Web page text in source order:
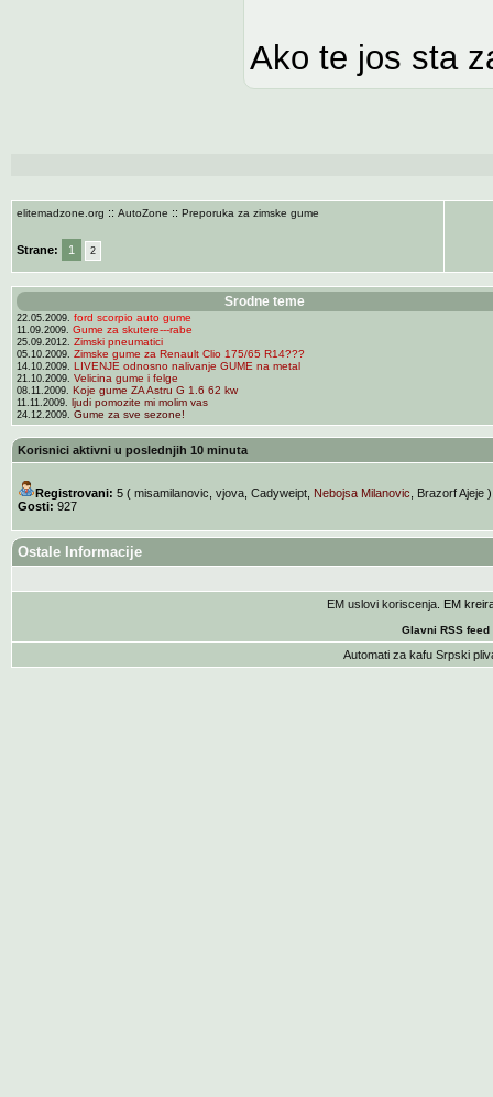
Ako te jos sta
elitemadzone.org :: AutoZone :: Preporuka za zimske gume
Strane: 1 2
Srodne teme
22.05.2009. ford scorpio auto gume
11.09.2009. Gume za skutere---rabe
25.09.2012. Zimski pneumatici
05.10.2009. Zimske gume za Renault Clio 175/65 R14???
14.10.2009. LIVENJE odnosno nalivanje GUME na metal
21.10.2009. Velicina gume i felge
08.11.2009. Koje gume ZA Astru G 1.6 62 kw
11.11.2009. ljudi pomozite mi molim vas
24.12.2009. Gume za sve sezone!
Korisnici aktivni u poslednjih 10 minuta
Registrovani: 5 ( misamilanovic vjova, Cadyweipt, Nebojsa Milanovic Brazorf Ajeje)
Gosti: 927
Ostale Informacije
EM uslovi koriscenja . EM
Glavni RSS feed
Automati za kafu Srpski